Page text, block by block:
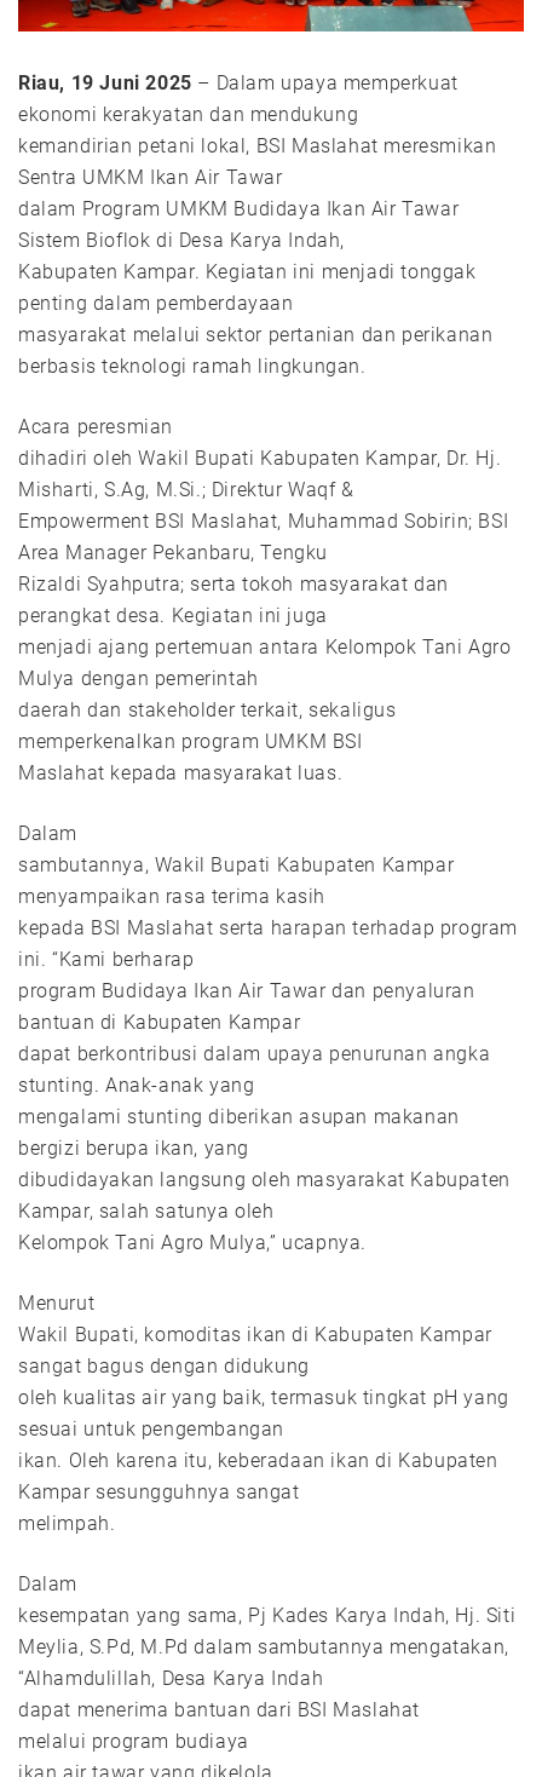
Riau, 19 Juni 2025 – Dalam upaya memperkuat
ekonomi kerakyatan dan mendukung
kemandirian petani lokal, BSI Maslahat meresmikan
Sentra UMKM Ikan Air Tawar
dalam Program UMKM Budidaya Ikan Air Tawar
Sistem Bioflok di Desa Karya Indah,
Kabupaten Kampar. Kegiatan ini menjadi tonggak
penting dalam pemberdayaan
masyarakat melalui sektor pertanian dan perikanan
berbasis teknologi ramah lingkungan.
Acara peresmian
dihadiri oleh Wakil Bupati Kabupaten Kampar, Dr. Hj.
Misharti, S.Ag, M.Si.; Direktur Waqf &
Empowerment BSI Maslahat, Muhammad Sobirin; BSI
Area Manager Pekanbaru, Tengku
Rizaldi Syahputra; serta tokoh masyarakat dan
perangkat desa. Kegiatan ini juga
menjadi ajang pertemuan antara Kelompok Tani Agro
Mulya dengan pemerintah
daerah dan stakeholder terkait, sekaligus
memperkenalkan program UMKM BSI
Maslahat kepada masyarakat luas.
Dalam
sambutannya, Wakil Bupati Kabupaten Kampar
menyampaikan rasa terima kasih
kepada BSI Maslahat serta harapan terhadap program
ini. “Kami berharap
program Budidaya Ikan Air Tawar dan penyaluran
bantuan di Kabupaten Kampar
dapat berkontribusi dalam upaya penurunan angka
stunting. Anak-anak yang
mengalami stunting diberikan asupan makanan
bergizi berupa ikan, yang
dibudidayakan langsung oleh masyarakat Kabupaten
Kampar, salah satunya oleh
Kelompok Tani Agro Mulya,” ucapnya.
Menurut
Wakil Bupati, komoditas ikan di Kabupaten Kampar
sangat bagus dengan didukung
oleh kualitas air yang baik, termasuk tingkat pH yang
sesuai untuk pengembangan
ikan. Oleh karena itu, keberadaan ikan di Kabupaten
Kampar sesungguhnya sangat
melimpah.
Dalam
kesempatan yang sama, Pj Kades Karya Indah, Hj. Siti
Meylia, S.Pd, M.Pd dalam sambutannya mengatakan,
“Alhamdulillah, Desa Karya Indah
dapat menerima bantuan dari BSI Maslahat
melalui program budiaya
ikan air tawar yang dikelola